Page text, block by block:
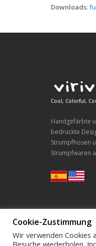
Downloads:
Cool, Colorful,
Handgefärbte
bedruckte
Strumpfhosen
Strumpfwaren
Schreibe uns
Cookie-Zustimmung
Wir verwenden Cookies
Besuche wiederholen.